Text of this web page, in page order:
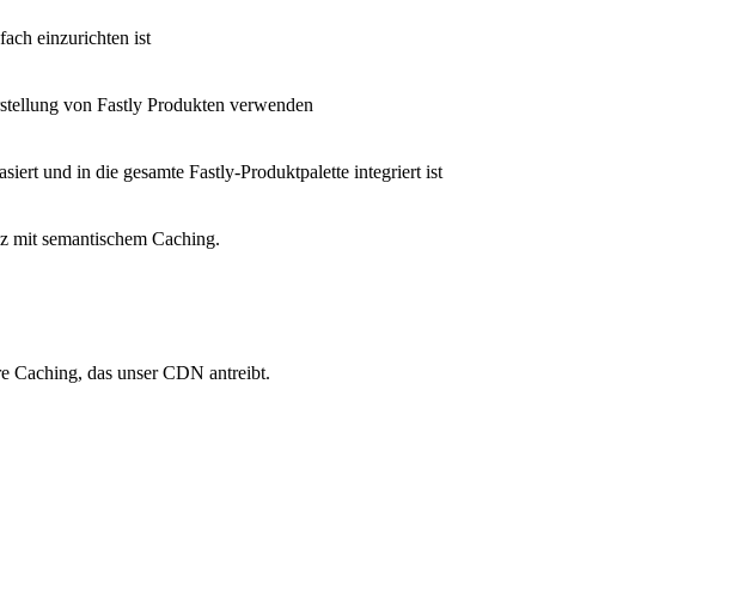
einzurichten ist
von Fastly Produkten verwenden
und in die gesamte Fastly-Produktpalette integriert ist
mit semantischem Caching.
Caching, das unser CDN antreibt.